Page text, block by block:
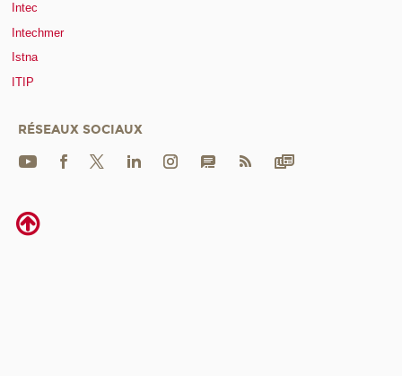
Intec
Intechmer
Istna
ITIP
RÉSEAUX SOCIAUX